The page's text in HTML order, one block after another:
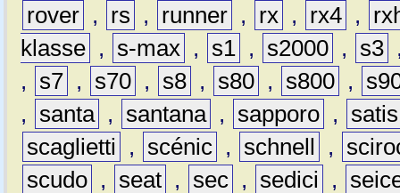
rover , rs , runner , rx , rx4 ,
klasse , s-max , s1 , s2000 , s3
,
s7 , s70 , s8 , s80 , s800 ,
,
santa , santana , sapporo ,
satis
scaglietti
, scénic , schnell ,
scudo , seat , sec , sedici ,